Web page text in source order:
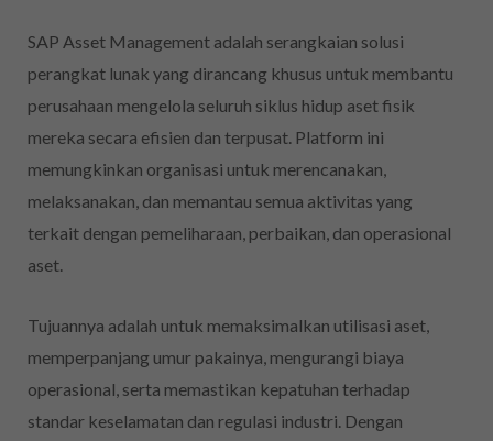
SAP Asset Management adalah serangkaian solusi
perangkat lunak yang dirancang khusus untuk membantu
perusahaan mengelola seluruh siklus hidup aset fisik
mereka secara efisien dan terpusat. Platform ini
memungkinkan organisasi untuk merencanakan,
melaksanakan, dan memantau semua aktivitas yang
terkait dengan pemeliharaan, perbaikan, dan operasional
aset.
Tujuannya adalah untuk memaksimalkan utilisasi aset,
memperpanjang umur pakainya, mengurangi biaya
operasional, serta memastikan kepatuhan terhadap
standar keselamatan dan regulasi industri. Dengan